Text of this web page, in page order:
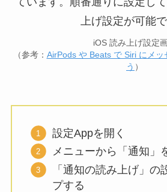
iOS 読み上げ設定
（参考： AirPods や Beats で Siri にメッ
う ）
設定Appを開く
メニューから「通知」
「通知の読み上げ」の
プする